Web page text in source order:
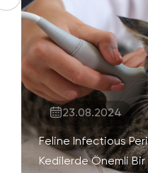
23.08.2024
Feline Infectious
Kedilerde Önemli Bir